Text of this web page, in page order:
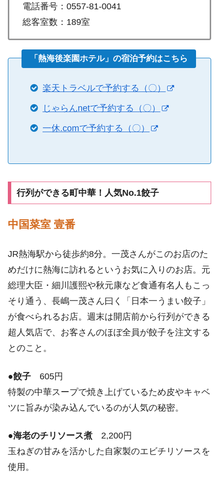
電話番号：0557-81-0041
総客室数：189室
「熱海後楽園ホテル」の宿泊予約はこちら
楽天トラベルで予約する（〇）
じゃらんnetで予約する（〇）
一休.comで予約する（〇）
行列ができる町中華！人気No.1餃子
中国菜室 壹番
JR熱海駅から徒歩約8分。一茂さんがこのお店のた
めだけに熱海に訪れるというお気に入りのお店。元
総理大臣・細川護熙や秋元康など食通有名人もこっ
そり通う、長嶋一茂さん曰く「日本一うまい餃子」
が食べられるお店。週末は開店前から行列ができる
超人気店で、お客さんのほぼ全員が餃子を注文する
とのこと。
●餃子 605円
特製の中華スープで焼き上げているため皮やキャベ
ツに旨みが染み込んでいるのが人気の秘密。
●海老のチリソース煮 2,200円
玉ねぎの甘みを活かした自家製のエビチリソースを
使用。